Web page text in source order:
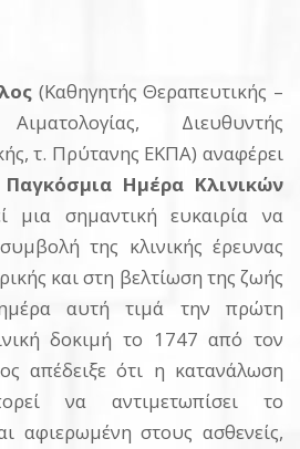
(Καθηγητής Θεραπευτικής –
Διευθυντής
τ. Πρύτανης ΕΚΠΑ) αναφέρει
Ημέρα Κλινικών
μια σημαντική ευκαιρία να
της κλινικής έρευνας
και στη βελτίωση της ζωής
αυτή τιμά την πρώτη
δοκιμή το 1747 από τον
απέδειξε ότι η κατανάλωση
να αντιμετωπίσει το
αφιερωμένη στους ασθενείς,